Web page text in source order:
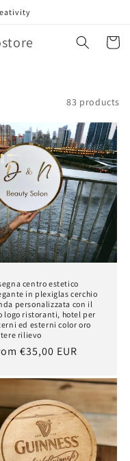
Cart
83 products
centro estetico
in plexiglas cerchio
personalizzata con il
logo ristoranti, hotel per
ed esterni color oro
rilievo
€35,00 EUR